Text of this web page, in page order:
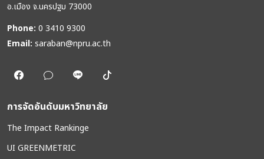
อ.เมือง จ.นครปฐม 73000
Phone: 0 3410 9300
Email: saraban@npru.ac.th
การจัดอันดับมหาวิทยาลัย
The Impact Rankinge
UI GREENMETRIC